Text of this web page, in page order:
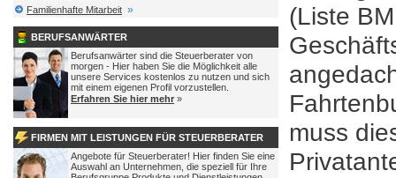
Familienhafte Mitarbeit »
BERUFSANWÄRTER
Berufsanwärter sind die Steuerberater von
morgen - Hier haben Sie die Möglichkeit alle
unsere Services kostenlos zu nutzen und sich
mit einem eigenen Profil vorzustellen.
Erfahren Sie hier mehr »
FIRMEN MIT LEISTUNGEN FÜR STEUERBERATER
Angebote für Steuerberater! Hier finden Sie eine
Auswahl an Unternehmen, die speziell für Ihre
(Liste
muss